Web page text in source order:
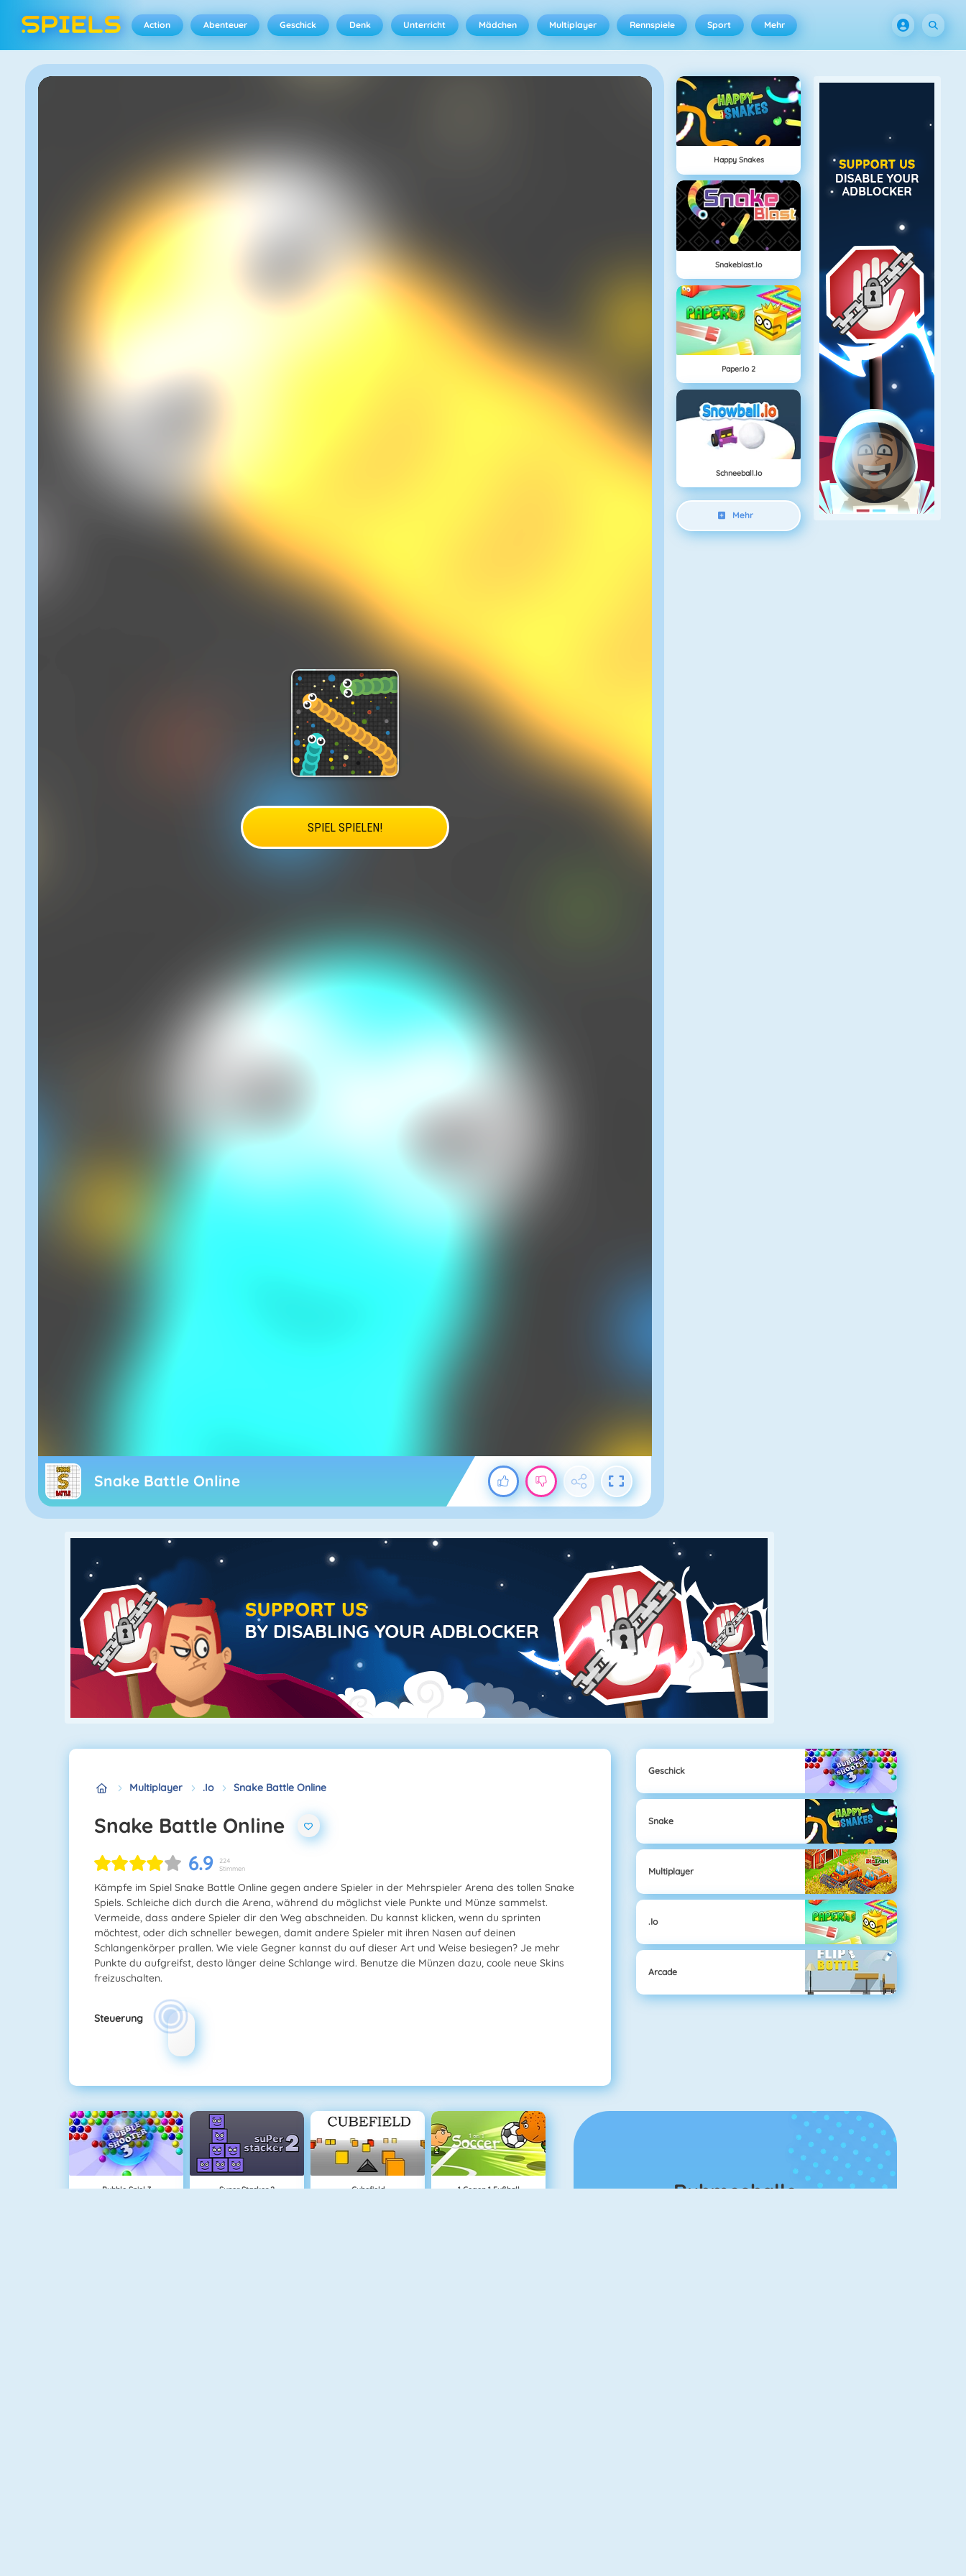
Action Abenteuer Geschick Denk Unterricht Mädchen Multiplayer Rennspiele Sport Mehr
Snake Battle Online
Happy Snakes
Snakeblast.io
Paper.io 2
Schneeball.io
Mehr
Multiplayer .io Snake Battle Online
Snake Battle Online
6.9
224
Stimmen
Kämpfe im Spiel Snake Battle Online gegen andere Spieler in der Mehrspieler Arena des tollen Snake
Spiels. Schleiche dich durch die Arena, während du möglichst viele Punkte und Münze sammelst.
Vermeide, dass andere Spieler dir den Weg abschneiden. Du kannst klicken, wenn du sprinten
möchtest, oder dich schneller bewegen, damit andere Spieler mit ihren Nasen auf deinen
Schlangenkörper prallen. Wie viele Gegner kannst du auf dieser Art und Weise besiegen? Je mehr
Punkte du aufgreifst, desto länger deine Schlange wird. Benutze die Münzen dazu, coole neue Skins
freizuschalten.
Steuerung
Geschick
Snake
Multiplayer
.io
Arcade
Bubble Spiel 3 Super Stacker 2 Cubefield 1 Gegen 1 Fußball Ruhmeshalle